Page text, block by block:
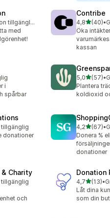
Gratis testversion tillgänglig
med
Contribe
4,8av 5(40)
40 •
Öka
kassan
i
spårbar
5,0av 5(57)
57 •
Plantera
koldioxid
donationer
4,2av 5(67)
67 •
Donera %
donationer
Charity
och
Donation
4,7av 5(13)
13 •
Låt dina
som din